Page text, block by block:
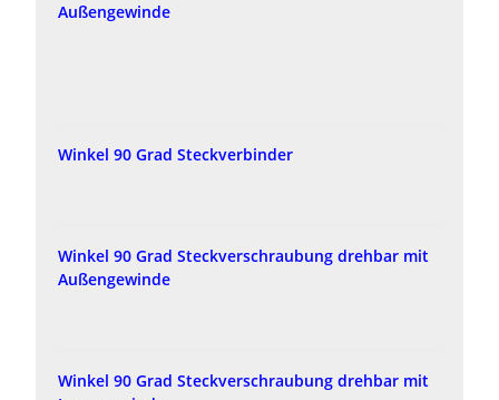
Außengewinde
Winkel 90 Grad Steckverbinder
Winkel 90 Grad Steckverschraubung drehbar mit
Außengewinde
Winkel 90 Grad Steckverschraubung drehbar mit